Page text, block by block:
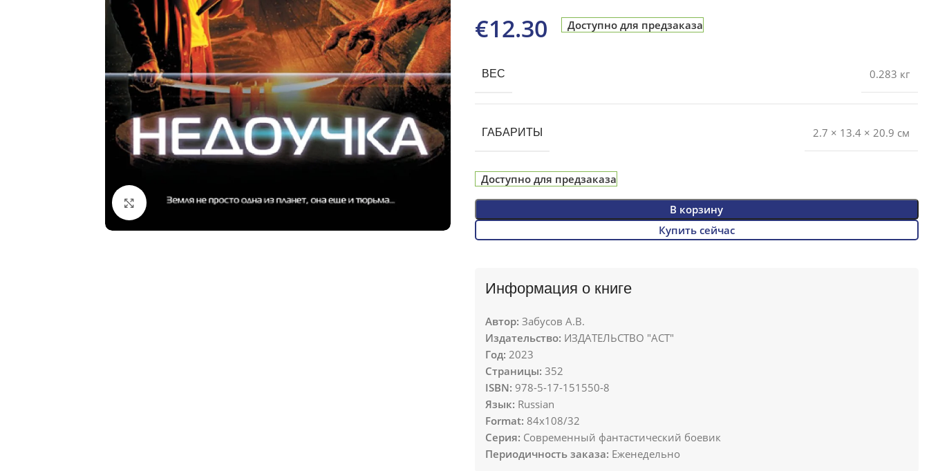
Click to enlarge
€12.30 Доступно для предзаказа
ВЕС 0.283 кг
ГАБАРИТЫ 2.7 × 13.4 × 20.9 см
Доступно для предзаказа
В корзину
Купить сейчас
Информация о книге
Автор: Забусов А.В.
Издательство: ИЗДАТЕЛЬСТВО "АСТ"
Год: 2023
Страницы: 352
ISBN: 978-5-17-151550-8
Язык: Russian
Format: 84x108/32
Серия: Современный фантастический боевик
Периодичность заказа: Еженедельно